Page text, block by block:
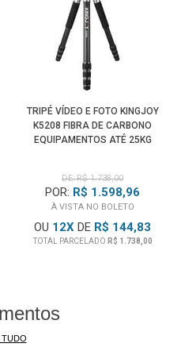
TRIPÉ VÍDEO E FOTO KINGJOY
K5208 FIBRA DE CARBONO
EQUIPAMENTOS ATÉ 25KG
DE: R$ 1.738,00
POR: R$ 1.598,96
À VISTA NO BOLETO
OU 12X DE R$ 144,83
TOTAL PARCELADO R$ 1.738,00
TUDO